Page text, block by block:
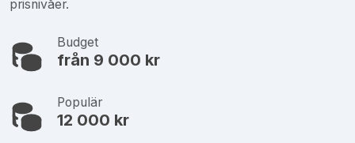
prisnivåer.
Budget
från 9 000 kr
Populär
12 000 kr